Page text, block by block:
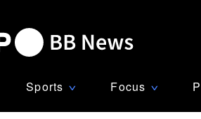
Sports ∨ Focus ∨